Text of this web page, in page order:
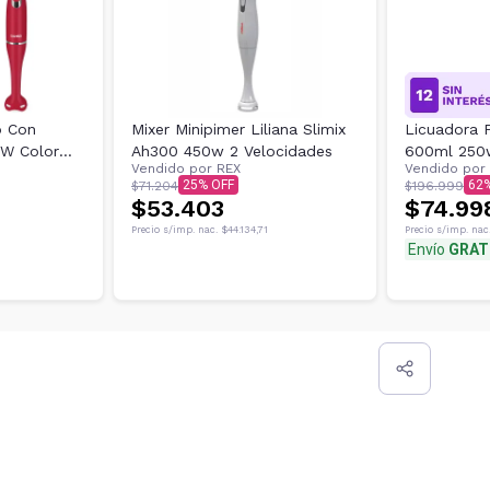
Con
Color
Mixer Minipimer Liliana Slimix
Ah300 450w 2 Velocidades
Vendido por REX
$71.204 25
$53.403
Precio s/imp. nac. $44.134,71
Licuadora
600ml
+ Tapa
Vendido por
$196.999 62
Precio s/imp. nac.
Envío